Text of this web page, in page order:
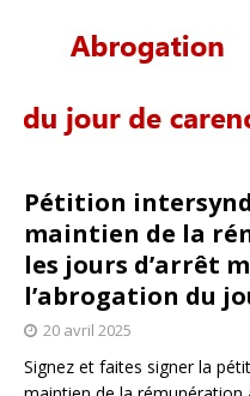
Pétition
maintien de la
les jours d’arrêt
l’abrogation du
20 avril 2025
Signez et faites signer la